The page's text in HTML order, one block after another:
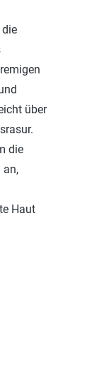
über
die
an,
Haut